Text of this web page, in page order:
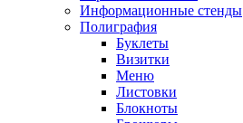
Информационные стенды
Полиграфия
Буклеты
Визитки
Меню
Листовки
Блокноты